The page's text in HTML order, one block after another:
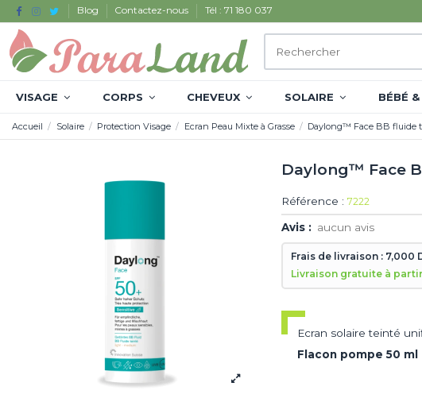
Blog Contactez-nous Tél : 71 180 037
VISAGE CORPS CHEVEUX SOLAIRE BÉBÉ
Accueil Solaire Protection Visage Ecran Peau Mixte à Grasse Daylong™ Face BB fluide
Daylong™ Face
Référence : 7222
Avis : aucun avis
Frais de livraison : 7,000
Livraison gratuite à
Ecran solaire teinté
Flacon pompe 50 ml